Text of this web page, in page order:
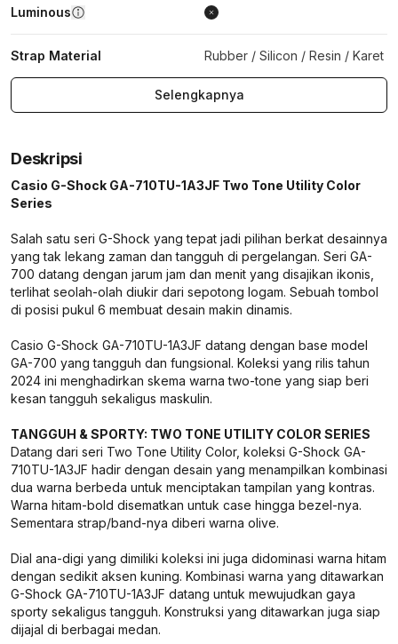
Luminous
Strap Material Rubber / Silicon / Resin / Karet
Selengkapnya
Deskripsi
Casio G-Shock GA-710TU-1A3JF Two Tone Utility Color
Series
Salah satu seri G-Shock yang tepat jadi pilihan berkat desainnya
yang tak lekang zaman dan tangguh di pergelangan. Seri GA-
700 datang dengan jarum jam dan menit yang disajikan ikonis,
terlihat seolah-olah diukir dari sepotong logam. Sebuah tombol
di posisi pukul 6 membuat desain makin dinamis.
Casio G-Shock GA-710TU-1A3JF datang dengan base model
GA-700 yang tangguh dan fungsional. Koleksi yang rilis tahun
2024 ini menghadirkan skema warna two-tone yang siap beri
kesan tangguh sekaligus maskulin.
TANGGUH & SPORTY: TWO TONE UTILITY COLOR SERIES
Datang dari seri Two Tone Utility Color, koleksi G-Shock GA-
710TU-1A3JF hadir dengan desain yang menampilkan kombinasi
dua warna berbeda untuk menciptakan tampilan yang kontras.
Warna hitam-bold disematkan untuk case hingga bezel-nya.
Sementara strap/band-nya diberi warna olive.
Dial ana-digi yang dimiliki koleksi ini juga didominasi warna hitam
dengan sedikit aksen kuning. Kombinasi warna yang ditawarkan
G-Shock GA-710TU-1A3JF datang untuk mewujudkan gaya
sporty sekaligus tangguh. Konstruksi yang ditawarkan juga siap
dijajal di berbagai medan.